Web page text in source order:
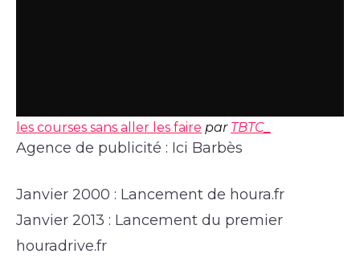
les courses sans aller les faire par TBTC_
Agence de publicité : Ici Barbès
Janvier 2000 : Lancement de houra.fr
Janvier 2013 : Lancement du premier
houradrive.fr